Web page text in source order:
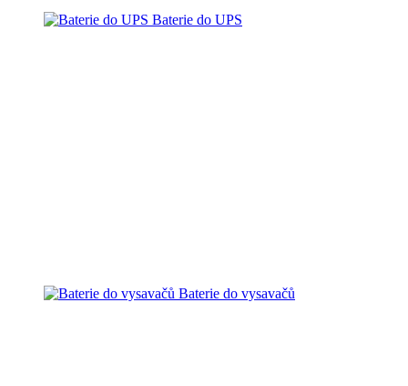
Baterie do UPS
Baterie do vysavačů